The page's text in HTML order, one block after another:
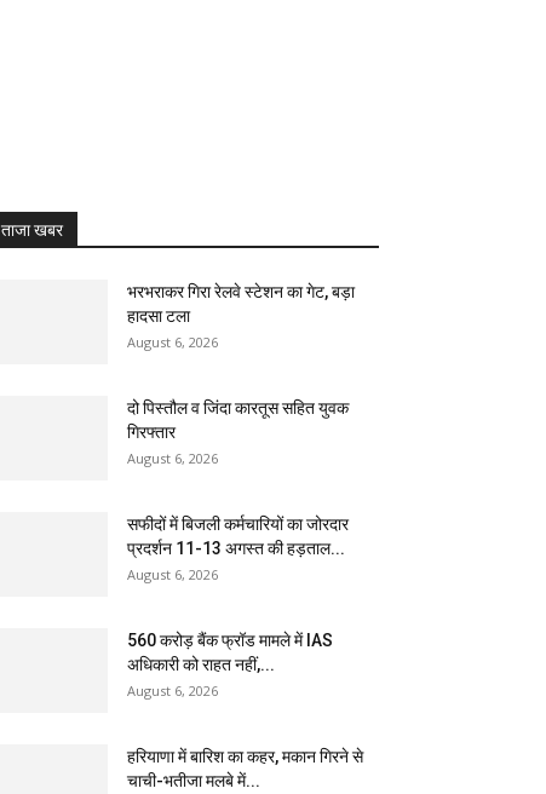
ताजा खबर
भरभराकर गिरा रेलवे स्टेशन का गेट, बड़ा
हादसा टला
August 6, 2026
दो पिस्तौल व जिंदा कारतूस सहित युवक
गिरफ्तार
August 6, 2026
सफीदों में बिजली कर्मचारियों का जोरदार
प्रदर्शन 11-13 अगस्त की हड़ताल...
August 6, 2026
₹560 करोड़ बैंक फ्रॉड मामले में IAS
अधिकारी को राहत नहीं,...
August 6, 2026
हरियाणा में बारिश का कहर, मकान गिरने से
चाची-भतीजा मलबे में...